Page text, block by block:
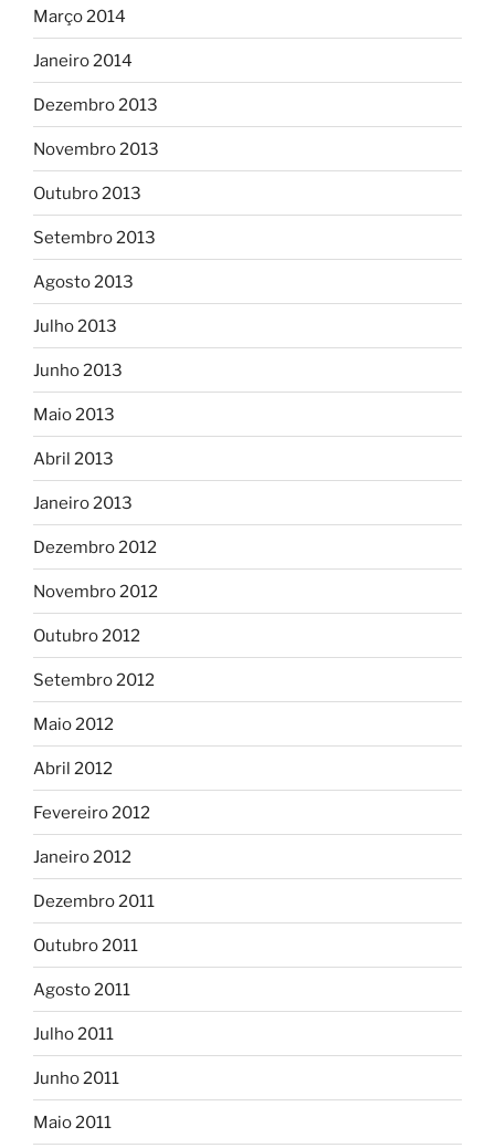
Março 2014
Janeiro 2014
Dezembro 2013
Novembro 2013
Outubro 2013
Setembro 2013
Agosto 2013
Julho 2013
Junho 2013
Maio 2013
Abril 2013
Janeiro 2013
Dezembro 2012
Novembro 2012
Outubro 2012
Setembro 2012
Maio 2012
Abril 2012
Fevereiro 2012
Janeiro 2012
Dezembro 2011
Outubro 2011
Agosto 2011
Julho 2011
Junho 2011
Maio 2011